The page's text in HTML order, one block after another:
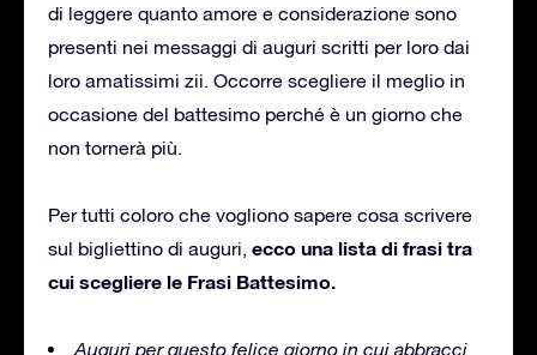
di leggere quanto amore e considerazione sono
presenti nei messaggi di auguri scritti per loro dai
loro amatissimi zii. Occorre scegliere il meglio in
occasione del battesimo perché è un giorno che
non tornerà più.
Per tutti coloro che vogliono sapere cosa scrivere
sul bigliettino di auguri, ecco una lista di frasi tra
cui scegliere le Frasi Battesimo.
Auguri per questo felice giorno in cui abbracci